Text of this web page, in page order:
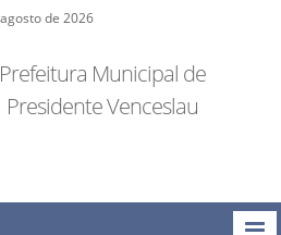
de 2026
Prefeitura Municipal de
Presidente Venceslau